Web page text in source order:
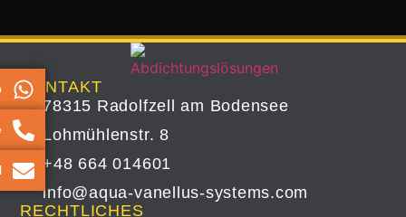
KONTAKT
78315 Radolfzell am Bodensee
Lohmühlenstr. 8
+48 664 014601
info@aqua-vanellus-systems.com
RECHTLICHES